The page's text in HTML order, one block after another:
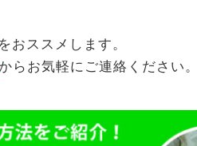
おススメします。
からお気軽にご連絡ください。